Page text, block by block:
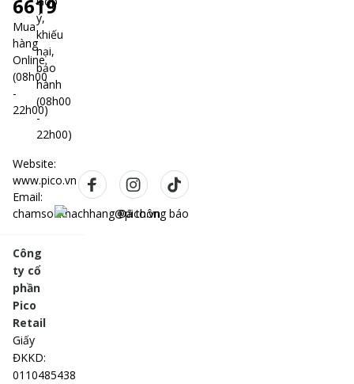
6619
Mua
hàng
Online
(08h00
-
22h00)
ý,
khiếu
nại,
bảo
hành
(08h00
-
22h00)
Website:
www.pico.vn
Email:
chamsockhachhang@pico.vn
Công
ty cổ
phần
Pico
Retail
Giấy
ĐKKD:
0110485438